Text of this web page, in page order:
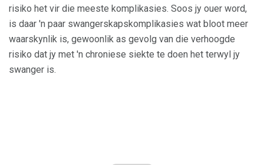
risiko het vir die meeste komplikasies. Soos jy ouer word,
is daar 'n paar swangerskapskomplikasies wat bloot meer
waarskynlik is, gewoonlik as gevolg van die verhoogde
risiko dat jy met 'n chroniese siekte te doen het terwyl jy
swanger is.